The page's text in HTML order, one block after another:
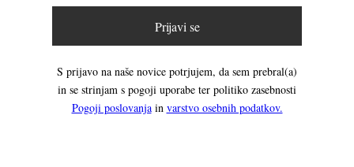
Prijavi se
S prijavo na naše novice potrjujem, da sem prebral(a)
in se strinjam s pogoji uporabe ter politiko zasebnosti
Pogoji poslovanjain varstvo osebnih podatkov.